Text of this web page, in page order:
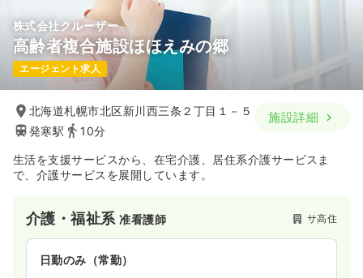
日勤のみ（パート）
給与 時給1,250
時間 8:30～12:30
日祝休み
時給1,400円以上可
詳細を見る
株式会社クルーザー
高齢者複合施設ほほえみの郷
エージェント求人
北海道札幌市北区新川西三条２丁目１－５
発寒駅
10分
施設詳細
生活を支援サービスから、在宅介護、居住系介護サービスま
で、介護サービスを展開しています。
介護・福祉系准看護師 サ高住
日勤のみ（常勤）